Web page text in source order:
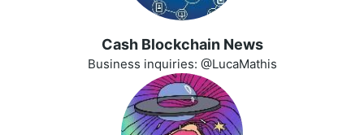
Cash Blockchain News
Business inquiries: @LucaMathis